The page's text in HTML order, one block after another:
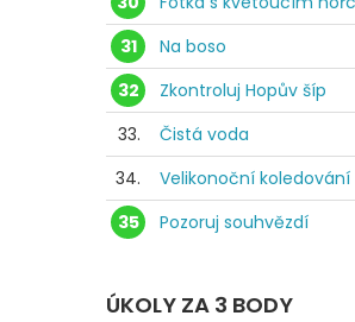
31
Na boso
32
Zkontroluj Hopův šíp
33.
Čistá voda
34.
Velikonoční koledování
35
Pozoruj souhvězdí
ÚKOLY ZA 3 BODY